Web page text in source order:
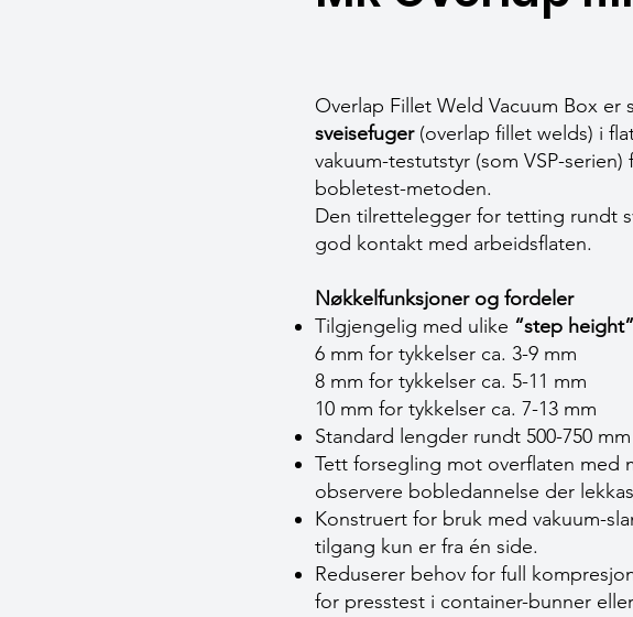
Overlap Fillet Weld Vacuum Box er
sveisefuger(overlap fillet welds) i
vakuum-testutstyr (som VSP-
bobletest-metoden.
Den tilrettelegger for tetting rundt
god kontakt med arbeidsflaten.
Nøkkelfunksjoner og fordeler
Tilgjengelig med ulike “step height”
6 mm for tykkelser ca. 3-9 mm
8 mm for tykkelser ca. 5-11 mm
10 mm for tykkelser ca. 7-13 mm
Standard lengder rundt 500-750
Tett forsegling mot overflaten med
observere bobledannelse der
Konstruert for bruk med vakuum-
tilgang kun er fra én side.
Reduserer behov for full
for presstest i container-bunner